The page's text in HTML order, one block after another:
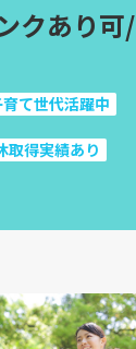
クあり可/
て世代活躍中
取得実績あり